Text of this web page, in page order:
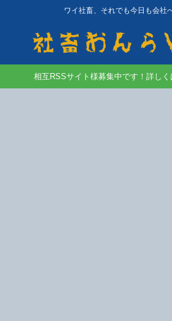
ワイ社畜、それでも今日も会社
相互RSSサイト様募集中です！詳し